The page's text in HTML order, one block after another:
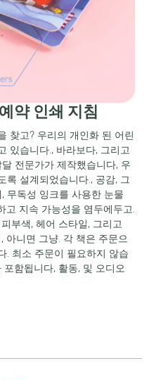
약 인쇄 지침
찾고? 우리의 개인화 된 어린
있습니다., 바라보다, 그리고
전문가가 제작했습니다, 우
록 설계되었습니다., 공감, 그
무독성 잉크를 사용한 눈물
고 지속 가능성을 염두에두고.
부색, 헤어 스타일, 그리고
아니면 그냥. 각 책은 주문으
. 최소 주문이 필요하지 않습
함됩니다, 활동, 및 오디오